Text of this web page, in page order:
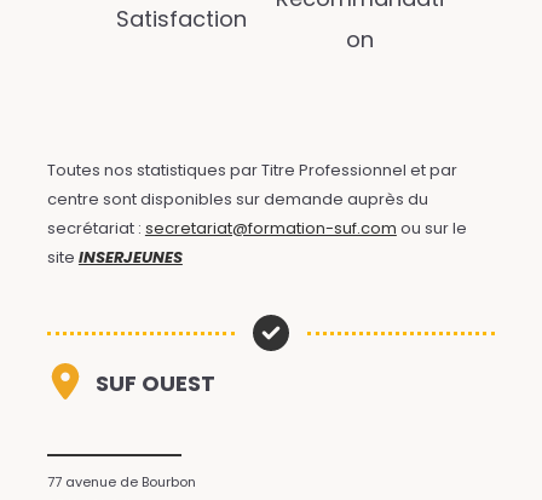
Satisfaction
on
Toutes nos statistiques par Titre Professionnel et par
centre sont disponibles sur demande auprès du
secrétariat : secretariat@formation-suf.com ou sur le
site INSERJEUNES
SUF OUEST
77 avenue de Bourbon